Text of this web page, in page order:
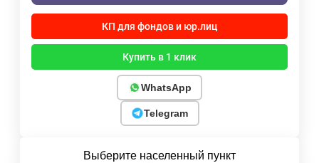
КП для фондов и юр.лиц
Купить в 1 клик
WhatsApp
Telegram
Выберите населенный пункт